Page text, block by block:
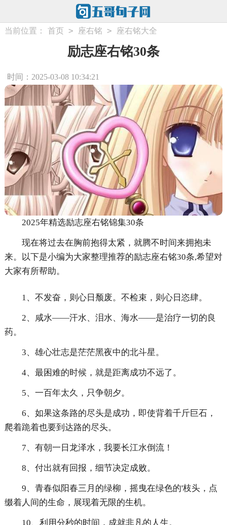
当前位置： 首页 > 座右铭 > 座右铭大全
励志座右铭30条
时间：2025-03-08 10:34:21
2025年精选励志座右铭锦集30条
现在将过去在胸前抱得太紧，就腾不时间来拥抱未
来。以下是小编为大家整理推荐的励志座右铭30条,希望对
大家有所帮助。
1、不发奋，则心日颓废。不检束，则心日恣肆。
2、咸水——汗水、泪水、海水——是治疗一切的良
药。
3、雄心壮志是茫茫黑夜中的北斗星。
4、最困难的时候，就是距离成功不远了。
5、一百年太久，只争朝夕。
6、如果这条路的尽头是成功，即使背着千斤巨石，
爬着跪着也要到达路的尽头。
7、有朝一日龙泽水，我要长江水倒流！
8、付出就有回报，细节决定成败。
9、青春似阳春三月的绿柳，摇曳在绿色的'枝头，点
缀着人间的生命，展现着无限的生机。
10、利用分秒的时间，成就非凡的人生。